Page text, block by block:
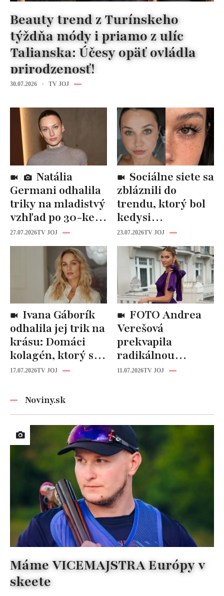
Beauty trend z Turínskeho
týždňa módy i priamo z ulíc
Talianska: Účesy opäť ovládla
prirodzenosť!
30.07.2026 TV JOJ
Germani odhalila
triky na mladistvý
vzhľad po 30-ke:
Fungujú lepšie
než drahá
kozmetika
27.07.2026TV JOJ
zbláznili do
trendu, ktorý bol
kedysi
katastrofou:
„Mušie nohy“ sú
späť!
23.07.2026TV JOJ
odhalila jej trik na
krásu: Domáci
kolagén, ktorý si
zvládnete
17.07.2026TV JOJ
Verešová
prekvapila
radikálnou
zmenou účesu: Je
11.07.2026TV JOJ
Noviny.sk
Máme VICEMAJSTRA Európy v
skeete